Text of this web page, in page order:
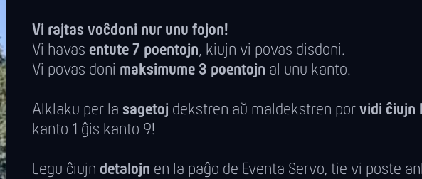
Vi rajtas voĉdoni nur unu fojon!
Vi havas entute 7 poentojn, kiujn vi povas disdoni.
Vi povas doni maksimume 3 poentojn al unu kanto.
Alklaku per la sagetoj dekstren aŭ maldekstren por vidi ĉiujn
kanto 1 ĝis kanto 9!
Legu ĉiujn detalojn en la paĝo de Eventa Servo, tie vi poste